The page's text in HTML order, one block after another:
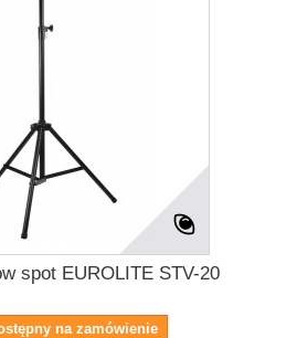
spot EUROLITE STV-20
na zamówienie